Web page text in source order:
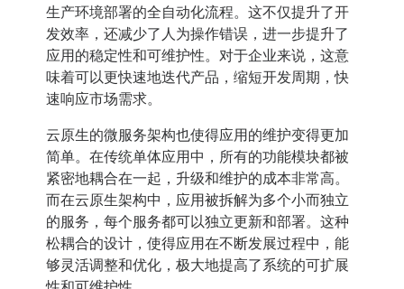
生产环境部署的全自动化流程。这不仅提升了开
发效率，还减少了人为操作错误，进一步提升了
应用的稳定性和可维护性。对于企业来说，这意
味着可以更快速地迭代产品，缩短开发周期，快
速响应市场需求。
云原生的微服务架构也使得应用的维护变得更加
简单。在传统单体应用中，所有的功能模块都被
紧密地耦合在一起，升级和维护的成本非常高。
而在云原生架构中，应用被拆解为多个小而独立
的服务，每个服务都可以独立更新和部署。这种
松耦合的设计，使得应用在不断发展过程中，能
够灵活调整和优化，极大地提高了系统的可扩展